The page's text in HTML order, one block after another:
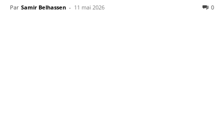
Par Samir Belhassen - 11 mai 2026 0